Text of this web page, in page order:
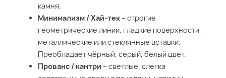
камня.
Минимализм / Хай-тек – строгие
геометрические линии, гладкие поверхности,
металлические или стеклянные вставки.
Преобладает чёрный, серый, белый цвет.
Прованс / кантри – светлые, слегка